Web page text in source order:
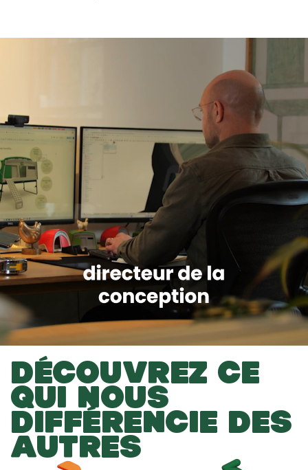
DÉCOUVREZ CE
QUI NOUS
DIFFÉRENCIE DES
AUTRES